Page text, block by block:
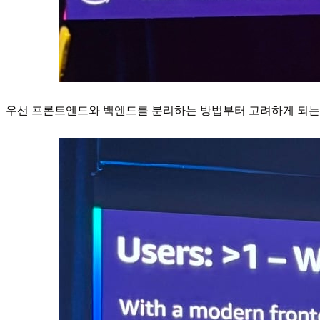
우선 프론트엔드와 백엔드를 분리하는 방법부터 고려하게 되